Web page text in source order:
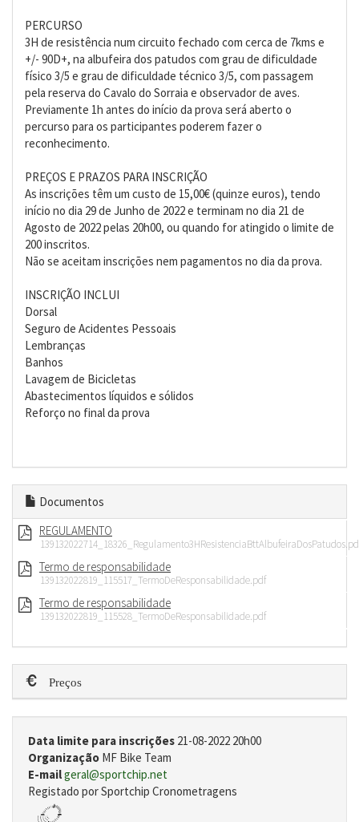
PERCURSO
3H de resistência num circuito fechado com cerca de 7kms e
+/- 90D+, na albufeira dos patudos com grau de dificuldade
físico 3/5 e grau de dificuldade técnico 3/5, com passagem
pela reserva do Cavalo do Sorraia e observador de aves.
Previamente 1h antes do início da prova será aberto o
percurso para os participantes poderem fazer o
reconhecimento.
PREÇOS E PRAZOS PARA INSCRIÇÃO
As inscrições têm um custo de 15,00€ (quinze euros), tendo
início no dia 29 de Junho de 2022 e terminam no dia 21 de
Agosto de 2022 pelas 20h00, ou quando for atingido o limite de
200 inscritos.
Não se aceitam inscrições nem pagamentos no dia da prova.
INSCRIÇÃO INCLUI
Dorsal
Seguro de Acidentes Pessoais
Lembranças
Banhos
Lavagem de Bicicletas
Abastecimentos líquidos e sólidos
Reforço no final da prova
Documentos
REGULAMENTO
Termo de responsabilidade
139132022819_115517_TermoDeResponsabilidade.pdf
Termo de responsabilidade
139132022819_115528_TermoDeResponsabilidade.pdf
Preços
Data limite para inscrições 21-08-2022 20h00
Organização MF Bike Team
E-mailgeral@sportchip.net
Registado por Sportchip Cronometragens